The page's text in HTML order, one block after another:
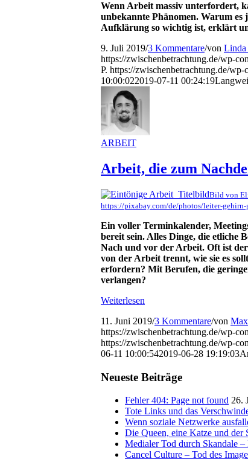
Wenn Arbeit massiv unterfordert,
unbekannte Phänomen. Warum
Aufklärung so wichtig ist, erklärt
9. Juli 2019/3 Kommentare/von Linda
https://zwischenbetrachtung.de/wp-
P. https://zwischenbetrachtung.de/
10:00:022019-07-11 00:24:19
ARBEIT
Arbeit, die zum
Bild von
https://pixabay.com/de/photos/leiter-
Ein voller Terminkalender,
bereit sein. Alles Dinge, die etliche
Nach und vor der Arbeit. Oft ist
von der Arbeit trennt, wie sie es
erfordern? Mit Berufen, die
verlangen?
Weiterlesen
11. Juni 2019/3 Kommentare/von
https://zwischenbetrachtung.de/wp-
https://zwischenbetrachtung.de/wp-
06-11 10:00:542019-06-28 19:19:03
Neueste Beiträge
Fehler 404: Page not found 26.
Tote Links und das
Wenn soziale Netzwerke
Die Queen, eine Katze und der
Medialer Tod durch Skandale –
Cancel Culture – Tod des